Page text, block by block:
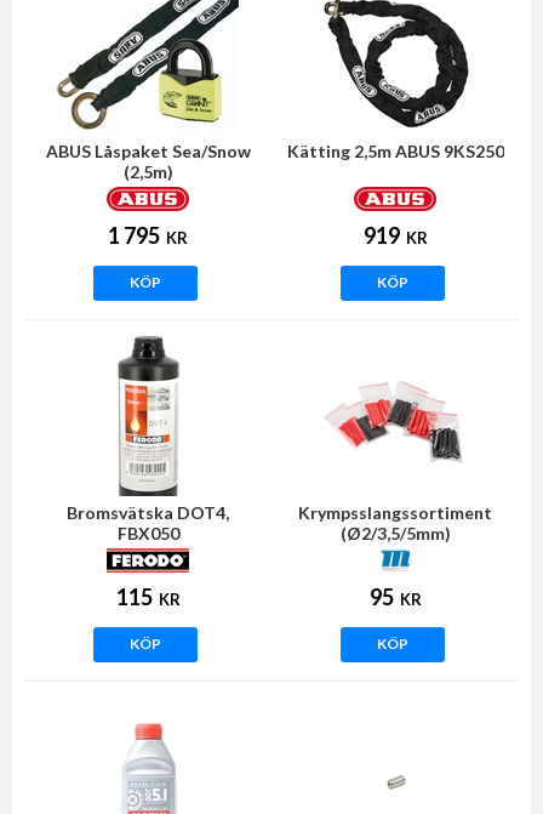
ABUS Låspaket Sea/Snow
(2,5m)
1 795 KR
KÖP
Kätting 2,5m ABUS 9KS250
919 KR
KÖP
Bromsvätska DOT4,
FBX050
115 KR
KÖP
Krympsslangssortiment
(Ø2/3,5/5mm)
95 KR
KÖP